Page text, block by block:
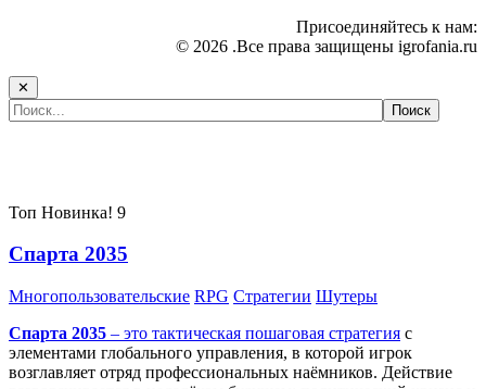
Присоединяйтесь к нам:
© 2026 .Все права защищены igrofania.ru
✕
Топ Новинка! 9
Спарта 2035
Многопользовательские RPG Стратегии Шутеры
Спарта 2035 – это тактическая пошаговая стратегия с
элементами глобального управления, в которой игрок
возглавляет отряд профессиональных наёмников. Действие